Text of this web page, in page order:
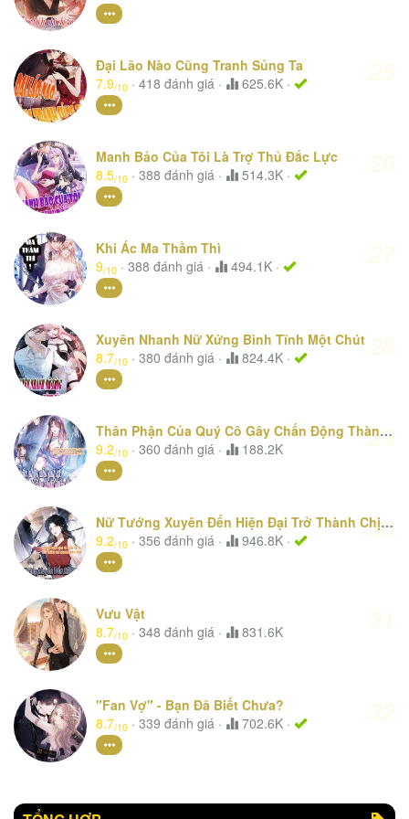
Đại Lão Nào Cũng Tranh Sủng Ta
7.9/10 · 418 đánh giá · 625.6K · 25
Manh Bảo Của Tôi Là Trợ Thủ Đắc Lực
8.5/10 · 388 đánh giá · 514.3K · 26
Khi Ác Ma Thầm Thì
9/10 · 388 đánh giá · 494.1K · 27
Xuyên Nhanh Nữ Xứng Bình Tĩnh Một Chút
8.7/10 · 380 đánh giá · 824.4K · 28
Thân Phận Của Quý Cô Gây Chấn Động Thành Phố
9.2/10 · 360 đánh giá · 188.2K 29
Nữ Tướng Xuyên Đến Hiện Đại Trở Thành Chị Dâu Quyền Lực
9.2/10 · 356 đánh giá · 946.8K · 30
Vưu Vật
8.7/10 · 348 đánh giá · 831.6K 31
"Fan Vợ" - Bạn Đã Biết Chưa?
8.7/10 · 339 đánh giá · 702.6K · 32